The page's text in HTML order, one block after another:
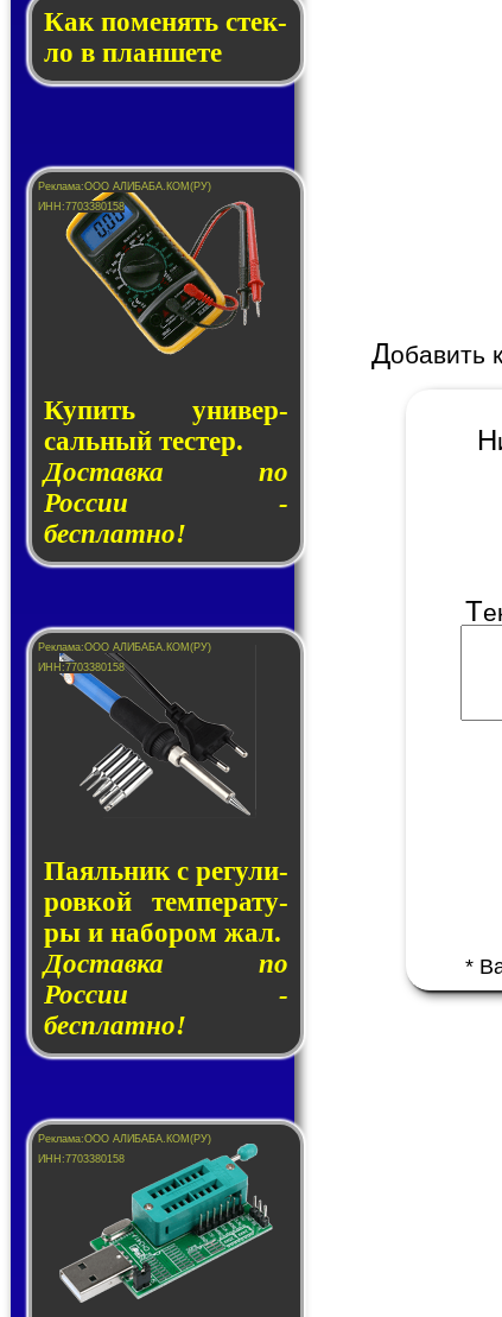
Как по­ме­нять стек­
ло в планшете
Купить уни­вер­
саль­ный тес­тер.
Доставка по
России -
бесплатно!
Паяльник с ре­гу­ли­
ров­кой тем­пе­ра­ту­
ры и на­бо­ром жал.
Доставка по
России -
бесплатно!
Добавить
Н
Т
*